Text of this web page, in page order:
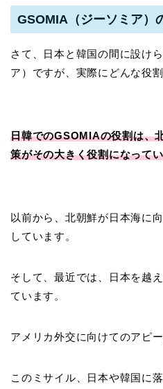
GSOMIA（ジーソミア）
さて、日本と韓国の間に設け
ア）ですが、実際にどんな役
日韓でのGSOMIAの役割は、
策がその大きく役割になって
以前から、北朝鮮が日本海に
しています。
そして、最近では、日本を越
ています。
アメリカ外交に向けてのアピ
このミサイル、日本や韓国に